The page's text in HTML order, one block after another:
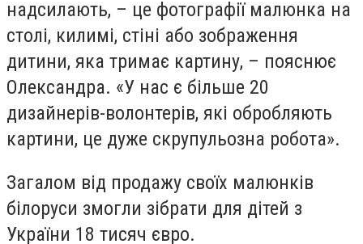
надсилають, – це фотографії малюнка на
столі, килимі, стіні або зображення
дитини, яка тримає картину, – пояснює
Олександра. «У нас є більше 20
дизайнерів-волонтерів, які обробляють
картини, це дуже скрупульозна робота».
Загалом від продажу своїх малюнків
білоруси змогли зібрати для дітей з
України 18 тисяч євро.